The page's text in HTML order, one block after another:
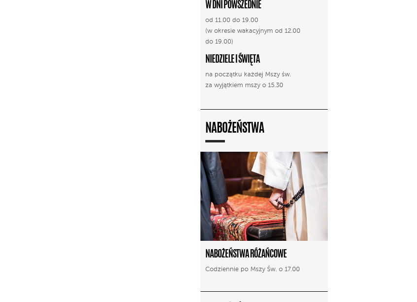
W DNI POWSZEDNIE
od 11.00 do 19.00
(w okresie wakacyjnym od 12.00
do 19.00)
NIEDZIELE I ŚWIĘTA
na początku każdej Mszy św.
za wyjątkiem mszy o 15.30
NABOŻEŃSTWA
NABOŻEŃSTWA RÓŻAŃCOWE
Codziennie po Mszy Św. o 17.00